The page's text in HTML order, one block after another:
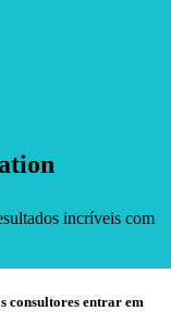
incríveis com
consultores entrar em